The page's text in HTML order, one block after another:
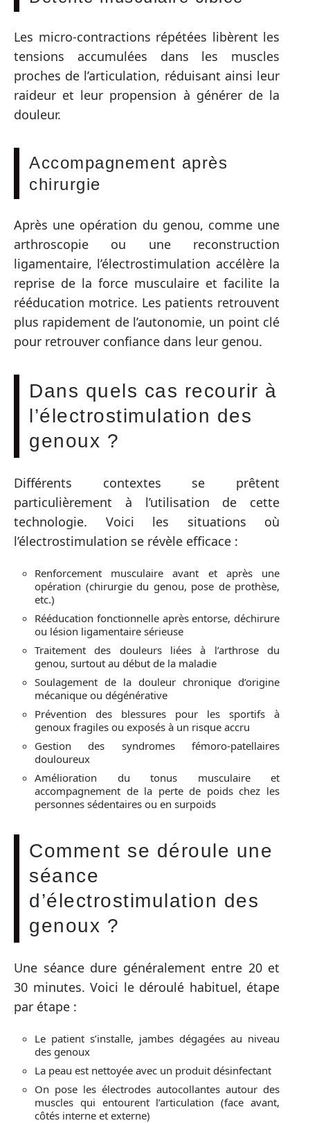
Les micro-contractions répétées libèrent les
tensions accumulées dans les muscles
proches de l’articulation, réduisant ainsi leur
raideur et leur propension à générer de la
douleur.
Accompagnement après
chirurgie
Après une opération du genou, comme une
arthroscopie ou une reconstruction
ligamentaire, l’électrostimulation accélère la
reprise de la force musculaire et facilite la
rééducation motrice. Les patients retrouvent
plus rapidement de l’autonomie, un point clé
pour retrouver confiance dans leur genou.
Dans quels cas recourir à
l’électrostimulation des
genoux ?
Différents contextes se prêtent
particulièrement à l’utilisation de cette
technologie. Voici les situations où
l’électrostimulation se révèle efficace :
Renforcement musculaire avant et après une
opération (chirurgie du genou, pose de prothèse,
etc.)
Rééducation fonctionnelle après entorse, déchirure
ou lésion ligamentaire sérieuse
Traitement des douleurs liées à l’arthrose du
genou, surtout au début de la maladie
Soulagement de la douleur chronique d’origine
mécanique ou dégénérative
Prévention des blessures pour les sportifs à
genoux fragiles ou exposés à un risque accru
Gestion des syndromes fémoro-patellaires
douloureux
Amélioration du tonus musculaire et
accompagnement de la perte de poids chez les
personnes sédentaires ou en surpoids
Comment se déroule une
séance
d’électrostimulation des
genoux ?
Une séance dure généralement entre 20 et
30 minutes. Voici le déroulé habituel, étape
par étape :
Le patient s’installe, jambes dégagées au niveau
des genoux
La peau est nettoyée avec un produit désinfectant
On pose les électrodes autocollantes autour des
muscles qui entourent l’articulation (face avant,
côtés interne et externe)